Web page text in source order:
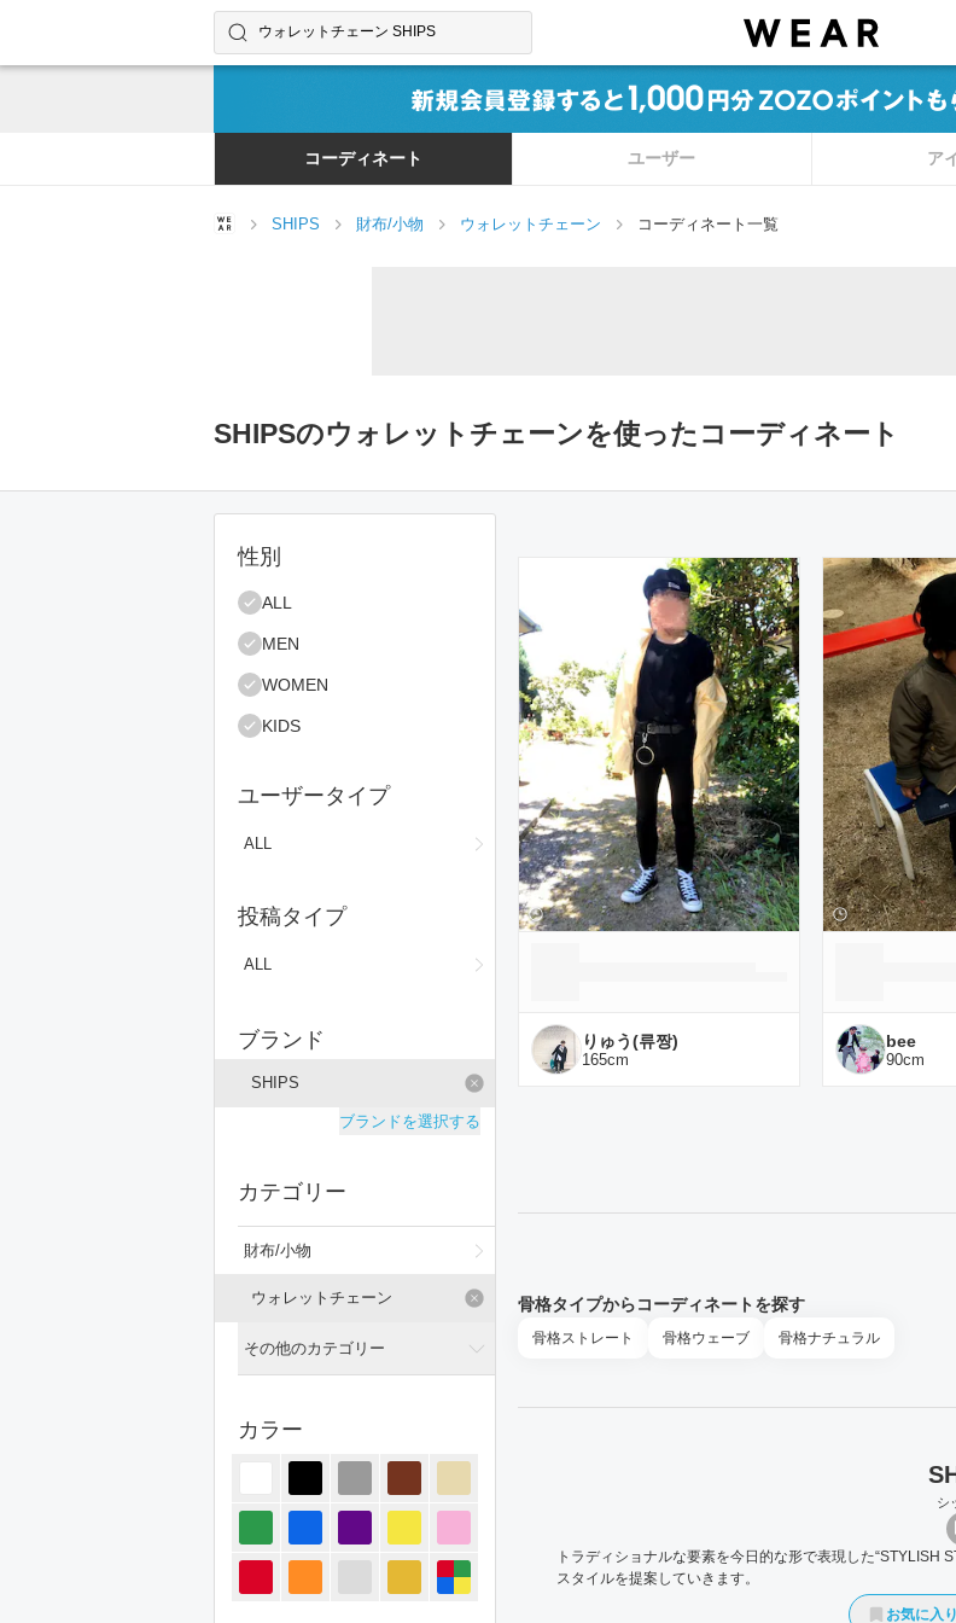
コーディネートやユーザーを探す
検索する
コーディネート ユーザー ア
SHIPS 財布/小物 ウォレットチェーン コーディネート一覧
SHIPSのウォレットチェーンを使ったコーディネート
絞り込み条件
性別
ALL
MEN
WOMEN
KIDS
ユーザータイプ
ALL
投稿タイプ
ALL
ブランド
SHIPS
ブランドを選択する
カテゴリー
財布/小物
ウォレットチェーン
その他のカテゴリー
ジャケット/アウター
パンツ
オールインワン・サロペット
カラー
りゅう(류짱)
165cm
bee
90cm
骨格タイプからコーディネートを探す
骨格ストレート 骨格ウェーブ 骨格ナチュラル
シ
トラディショナルな要素を今日的な形で表現した“STYLISH
スタイルを提案していきます。
お気に入